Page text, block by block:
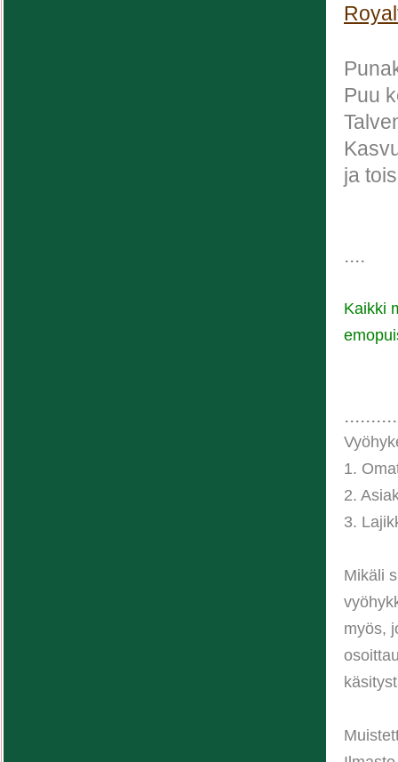
Puu
ja
....
Kaikki
1.
2.
3.
Mikäli
myös,